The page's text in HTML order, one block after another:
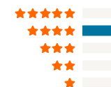
Verschijningsdatum:
Hoofdrubriek: